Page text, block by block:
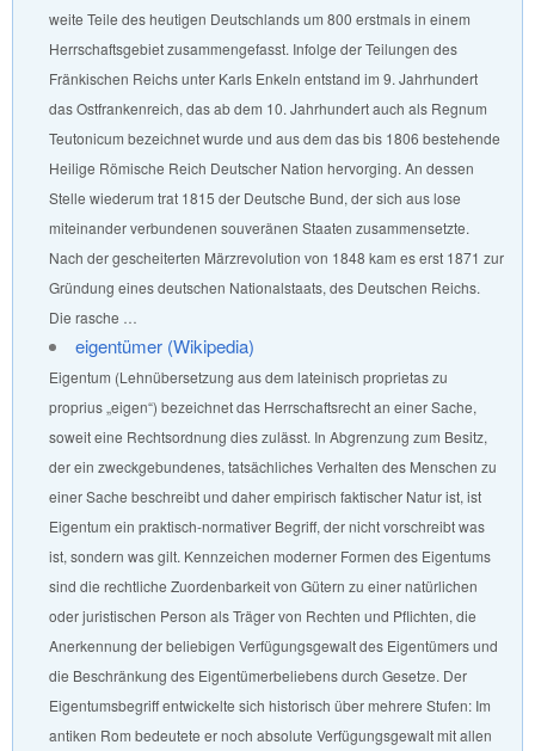
weite Teile des heutigen Deutschlands um 800 erstmals in einem
Herrschaftsgebiet zusammengefasst. Infolge der Teilungen des
Fränkischen Reichs unter Karls Enkeln entstand im 9. Jahrhundert
das Ostfrankenreich, das ab dem 10. Jahrhundert auch als Regnum
Teutonicum bezeichnet wurde und aus dem das bis 1806 bestehende
Heilige Römische Reich Deutscher Nation hervorging. An dessen
Stelle wiederum trat 1815 der Deutsche Bund, der sich aus lose
miteinander verbundenen souveränen Staaten zusammensetzte.
Nach der gescheiterten Märzrevolution von 1848 kam es erst 1871 zur
Gründung eines deutschen Nationalstaats, des Deutschen Reichs.
Die rasche …
eigentümer (Wikipedia)
Eigentum (Lehnübersetzung aus dem lateinisch proprietas zu
proprius „eigen“) bezeichnet das Herrschaftsrecht an einer Sache,
soweit eine Rechtsordnung dies zulässt. In Abgrenzung zum Besitz,
der ein zweckgebundenes, tatsächliches Verhalten des Menschen zu
einer Sache beschreibt und daher empirisch faktischer Natur ist, ist
Eigentum ein praktisch-normativer Begriff, der nicht vorschreibt was
ist, sondern was gilt. Kennzeichen moderner Formen des Eigentums
sind die rechtliche Zuordenbarkeit von Gütern zu einer natürlichen
oder juristischen Person als Träger von Rechten und Pflichten, die
Anerkennung der beliebigen Verfügungsgewalt des Eigentümers und
die Beschränkung des Eigentümerbeliebens durch Gesetze. Der
Eigentumsbegriff entwickelte sich historisch über mehrere Stufen: Im
antiken Rom bedeutete er noch absolute Verfügungsgewalt mit allen